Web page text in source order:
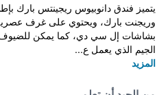
يتميز فندق دانوبيوس ريجينتس بارك
وريجنت بارك، ويحتوي على غرف
بشاشات إل سي دي، كما يمكن للضيوف
الجيم الذي يعمل ع...
المزيد